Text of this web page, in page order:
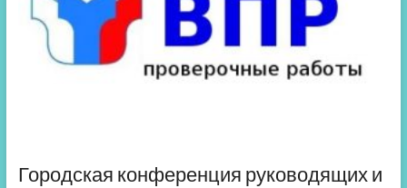
Городская конференция руководящих и